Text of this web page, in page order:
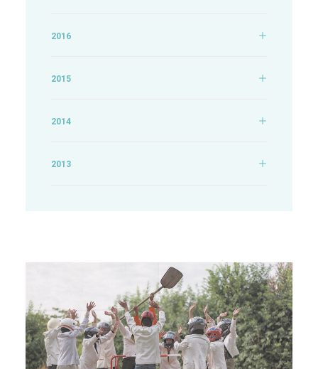
2016
2015
2014
2013